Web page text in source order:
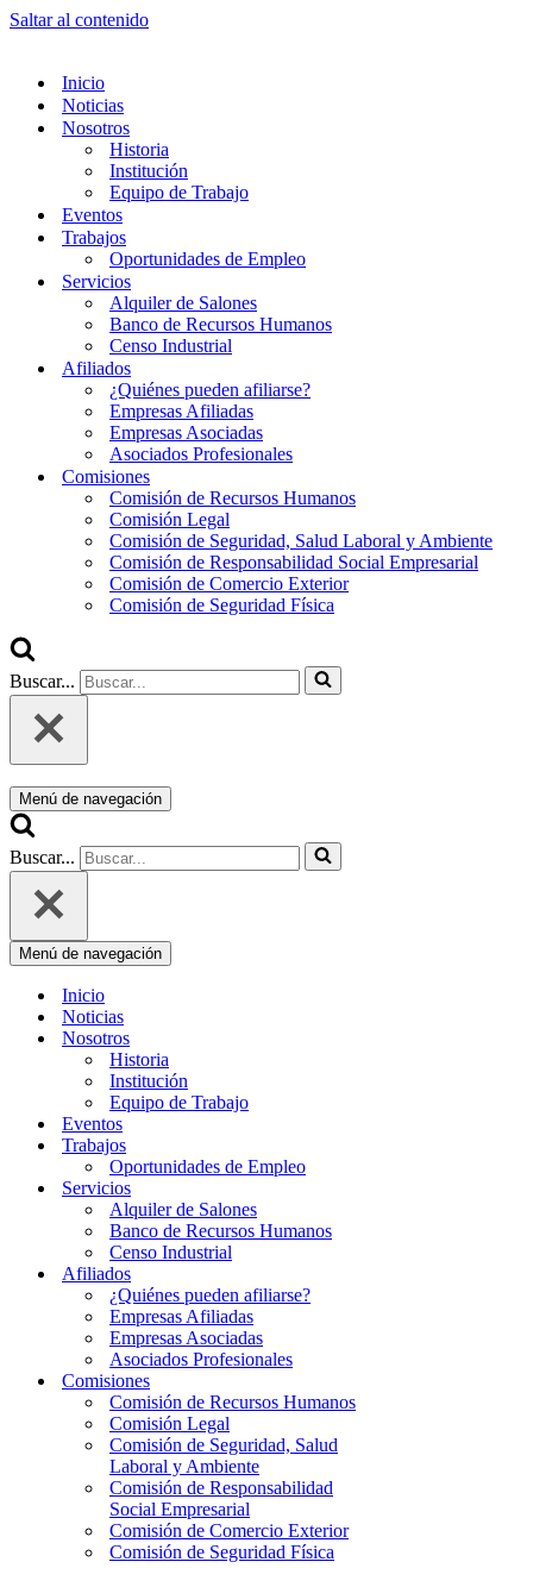
Saltar al contenido
Inicio
Noticias
Nosotros
Historia
Institución
Equipo de Trabajo
Eventos
Trabajos
Oportunidades de Empleo
Servicios
Alquiler de Salones
Banco de Recursos Humanos
Censo Industrial
Afiliados
¿Quiénes pueden afiliarse?
Empresas Afiliadas
Empresas Asociadas
Asociados Profesionales
Comisiones
Comisión de Recursos Humanos
Comisión Legal
Comisión de Seguridad, Salud Laboral y Ambiente
Comisión de Responsabilidad Social Empresarial
Comisión de Comercio Exterior
Comisión de Seguridad Física
Buscar...
Menú de navegación
Buscar...
Menú de navegación
Inicio
Noticias
Nosotros
Historia
Institución
Equipo de Trabajo
Eventos
Trabajos
Oportunidades de Empleo
Servicios
Alquiler de Salones
Banco de Recursos Humanos
Censo Industrial
Afiliados
¿Quiénes pueden afiliarse?
Empresas Afiliadas
Empresas Asociadas
Asociados Profesionales
Comisiones
Comisión de Recursos Humanos
Comisión Legal
Comisión de Seguridad, Salud
Laboral y Ambiente
Comisión de Responsabilidad
Social Empresarial
Comisión de Comercio Exterior
Comisión de Seguridad Física